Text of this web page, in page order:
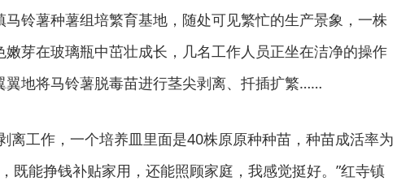
马铃薯种薯组培繁育基地，随处可见繁忙的生产景象，一株
芽在玻璃瓶中茁壮成长，几名工作人员正坐在洁净的操作
翼地将马铃薯脱毒苗进行茎尖剥离、扦插扩繁……
离工作，一个培养皿里面是40株原原种种苗，种苗成活率为
既能挣钱补贴家用，还能照顾家庭，我感觉挺好。”红寺镇